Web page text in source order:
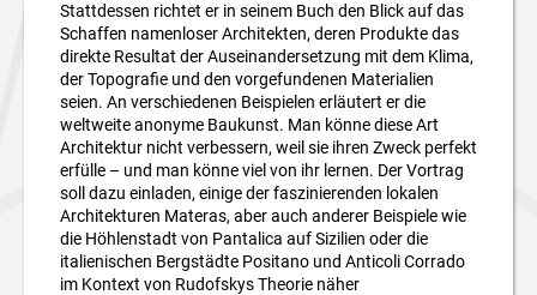
Stattdessen richtet er in seinem Buch den Blick auf das
Schaffen namenloser Architekten, deren Produkte das
direkte Resultat der Auseinandersetzung mit dem Klima,
der Topografie und den vorgefundenen Materialien
seien. An verschiedenen Beispielen erläutert er die
weltweite anonyme Baukunst. Man könne diese Art
Architektur nicht verbessern, weil sie ihren Zweck perfekt
erfülle – und man könne viel von ihr lernen. Der Vortrag
soll dazu einladen, einige der faszinierenden lokalen
Architekturen Materas, aber auch anderer Beispiele wie
die Höhlenstadt von Pantalica auf Sizilien oder die
italienischen Bergstädte Positano und Anticoli Corrado
im Kontext von Rudofskys Theorie näher